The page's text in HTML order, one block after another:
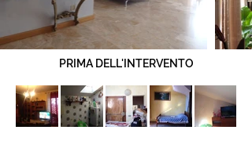
PRIMA DELL'INTERVENTO